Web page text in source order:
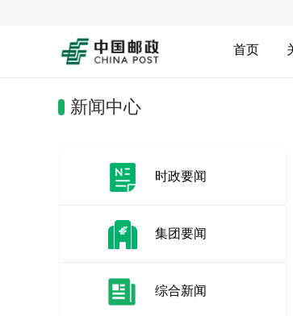
首页
新闻中心
时政要闻
集团要闻
综合新闻